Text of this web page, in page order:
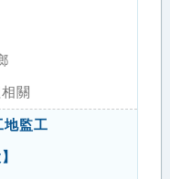
關
地監工